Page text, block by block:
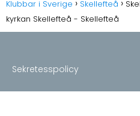
Klubbar i Sverige Skellefteå
kyrkan Skellefteå - Skellefteå
Sekretesspolicy